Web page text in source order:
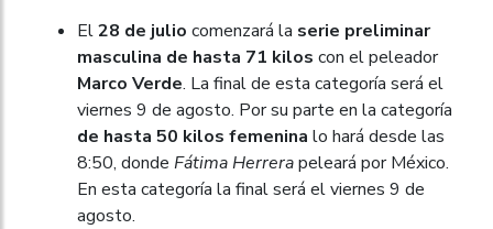
El28 de julio comenzará la serie preliminar
masculina de hasta 71 kilos con el peleador
Marco Verde. La final de esta categoría será el
viernes 9 de agosto. Por su parte en la categoría
de hasta 50 kilos femenina lo hará desde las
8:50, donde Fátima Herrerapeleará por México.
En esta categoría la final será el viernes 9 de
agosto.